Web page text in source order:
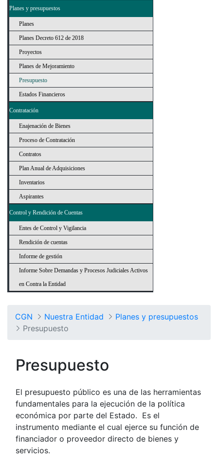
Planes y presupuestos
Planes
Planes Decreto 612 de 2018
Proyectos
Planes de Mejoramiento
Presupuesto
Estados Financieros
Contratación
Enajenación de Bienes
Proceso de Contratación
Contratos
Plan Anual de Adquisiciones
Inventarios
Aspirantes
Control y Rendición de Cuentas
Entes de Control y Vigilancia
Rendición de cuentas
Informe de gestión
Informe Sobre Demandas y Procesos Judiciales Activos
en Contra la Entidad
CGN Nuestra Entidad
Planes y presupuestos
Presupuesto
Presupuesto
El presupuesto público es una de las herramientas
fundamentales para la ejecución de la política
económica por parte del Estado. Es el
instrumento mediante el cual ejerce su función de
financiador o proveedor directo de bienes y
servicios.